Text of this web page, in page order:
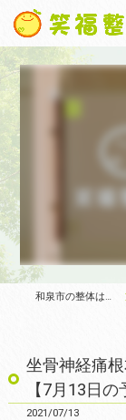
和泉市の整体は笑福整骨院
坐骨神経痛
【7月13日の
2021/07/13